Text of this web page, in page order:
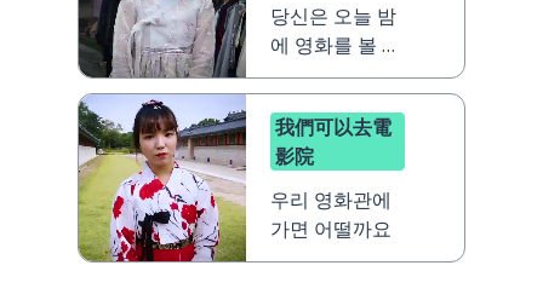
당신은 오늘 밤
에 영화를 볼 거
예요？
我們可以去電
影院
우리 영화관에
가면 어떨까요